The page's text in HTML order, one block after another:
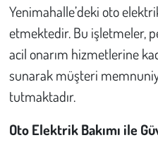
Yenimahalle’deki oto
etmektedir. Bu işletmeler,
acil onarım hizmetlerine
sunarak müşteri
tutmaktadır.
Oto Elektrik Bakımı ile